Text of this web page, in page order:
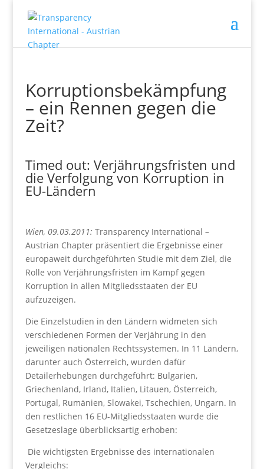
Korruptionsbekämpfung
– ein Rennen gegen die
Zeit?
Timed out: Verjährungsfristen und
die Verfolgung von Korruption in
EU-Ländern
Wien, 09.03.2011: Transparency International –
Austrian Chapter präsentiert die Ergebnisse einer
europaweit durchgeführten Studie mit dem Ziel, die
Rolle von Verjährungsfristen im Kampf gegen
Korruption in allen Mitgliedsstaaten der EU
aufzuzeigen.
Die Einzelstudien in den Ländern widmeten sich
verschiedenen Formen der Verjährung in den
jeweiligen nationalen Rechtssystemen. In 11 Ländern,
darunter auch Österreich, wurden dafür
Detailerhebungen durchgeführt: Bulgarien,
Griechenland, Irland, Italien, Litauen, Österreich,
Portugal, Rumänien, Slowakei, Tschechien, Ungarn. In
den restlichen 16 EU-Mitgliedsstaaten wurde die
Gesetzeslage überblicksartig erhoben:
Die wichtigsten Ergebnisse des internationalen
Vergleichs: